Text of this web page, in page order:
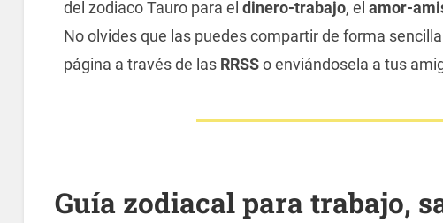
del zodiaco Tauro para el dinero-trabajo, el amor-
No olvides que las puedes compartir de forma
página a través de las RRSSo enviándosela a tus
Guía zodiacal para trabajo,